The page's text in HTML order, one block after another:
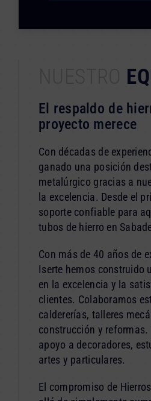
El respaldo de
proyecto merece
Con décadas de
ganado una posición
metalúrgico gracias a
la excelencia. Desde el
soporte confiable para
tubos de hierro en
Con más de 40 años de
Iserte hemos construido
en la excelencia y la
clientes. Colaboramos
caldererías, talleres
construcción y
apoyo a decoradores,
artes y particulares.
El compromiso de